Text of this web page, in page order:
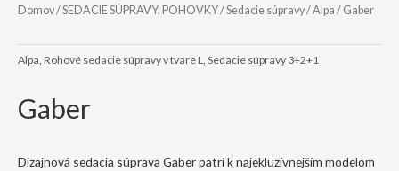
Domov/SEDACIE SÚPRAVY, POHOVKY/Sedacie súpravy/Alpa / Gaber
Alpa, Rohové sedacie súpravy v tvare L, Sedacie súpravy 3+2+1
Gaber
Dizajnová sedacia súprava Gaber patrí k najekluzívnejším modelom